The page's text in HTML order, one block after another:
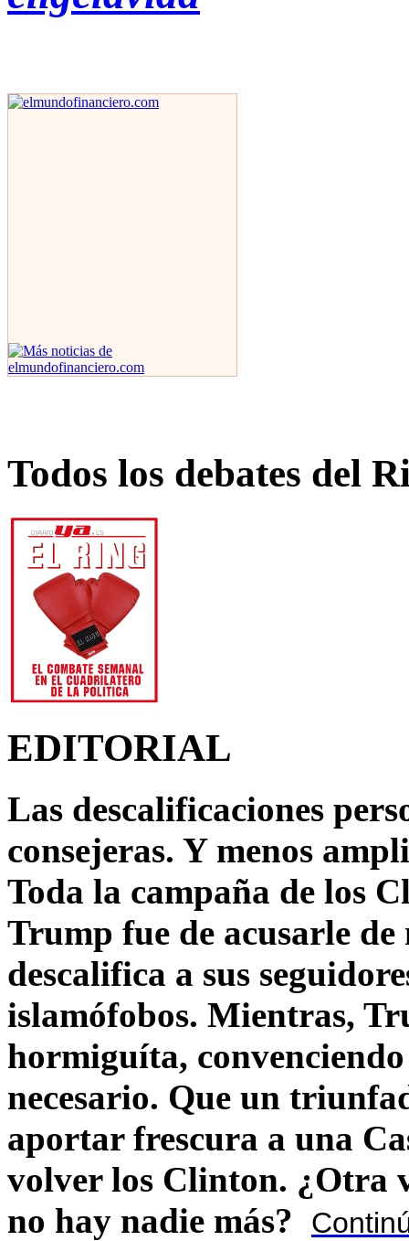
Todos los debates del
EDITORIAL
Las descalificaciones
consejeras. Y menos
Toda la campaña de los
Trump fue de acusarle
descalifica a sus
islamófobos. Mientras,
hormiguíta,
necesario. Que un
aportar frescura a una
volver los Clinton. ¿Otra
no hay nadie más?